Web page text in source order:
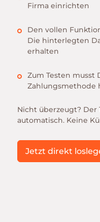
Firma einrichten
Den vollen
Die hinterlegten
erhalten
Zum Testen musst
Zahlungsmethode
Nicht überzeugt? Der
automatisch. Keine
Jetzt direkt